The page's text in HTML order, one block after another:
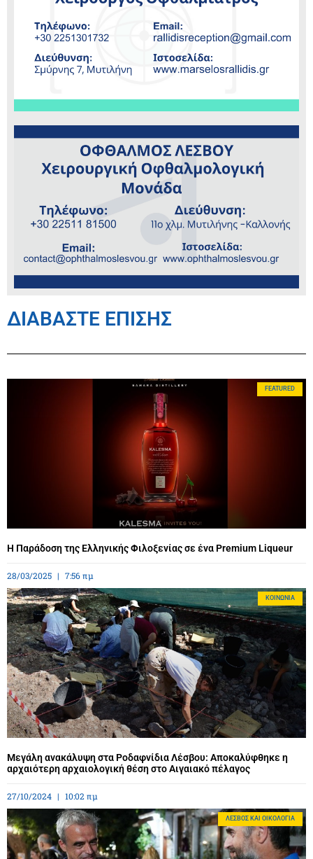
ΔΙΑΒΑΣΤΕ ΕΠΙΣΗΣ
FEATURED
Η Παράδοση της Ελληνικής Φιλοξενίας σε ένα Premium Liqueur
28/03/2025 7:56 πμ
ΚΟΙΝΩΝΊΑ
Μεγάλη ανακάλυψη στα Ροδαφνίδια Λέσβου: Αποκαλύφθηκε η
αρχαιότερη αρχαιολογική θέση στο Αιγαιακό πέλαγος
27/10/2024 10:02 πμ
ΛΈΣΒΟΣ ΚΑΙ ΟΙΚΟΛΟΓΊΑ